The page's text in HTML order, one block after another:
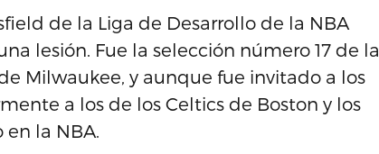
de la Liga de Desarrollo de la NBA
lesión. Fue la selección número 17 de la
Milwaukee, y aunque fue invitado a los
a los de los Celtics de Boston y los
en la NBA.